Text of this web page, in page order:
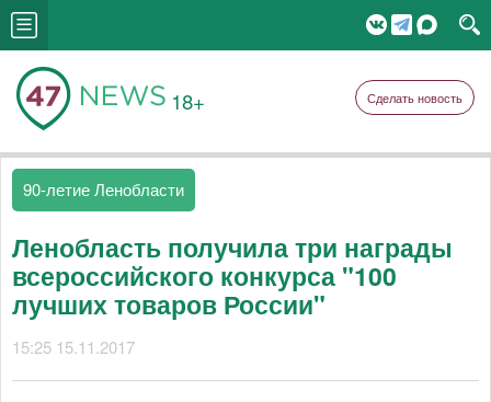
18+ Сделать новость
90-летие Ленобласти
Ленобласть получила три награды
всероссийского конкурса "100
лучших товаров России"
15:25 15.11.2017